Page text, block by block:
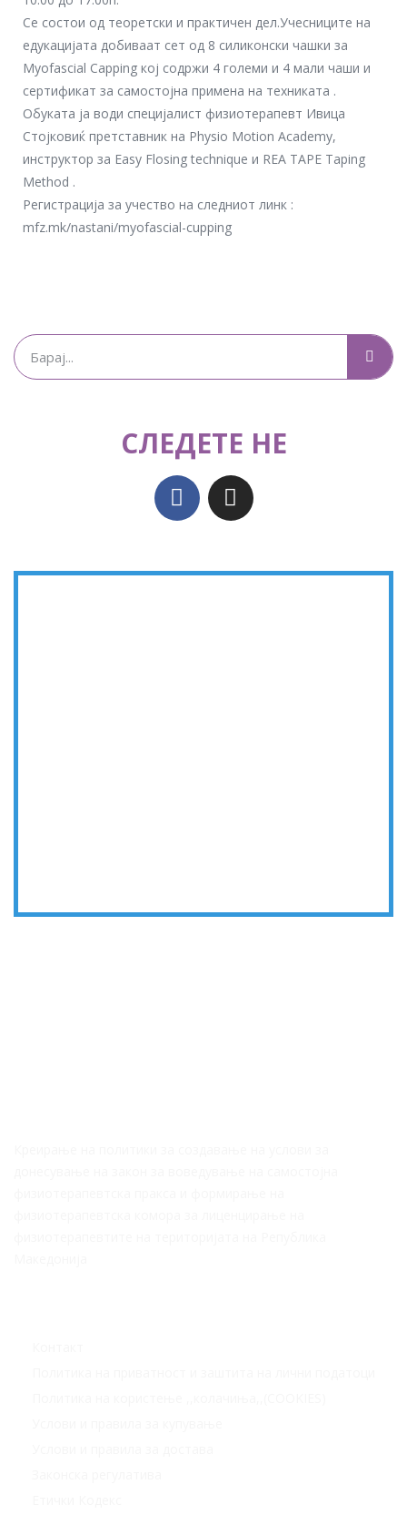
Се состои од теоретски и практичен дел.Учесниците на
едукацијата добиваат сет од 8 силиконски чашки за
Myofascial Capping кој содржи 4 големи и 4 мали чаши и
сертификат за самостојна примена на техниката .
Обуката ја води специјалист физиотерапевт Ивица
Стојковиќ претставник на Physio Motion Academy,
инструктор за Easy Flosing technique и REA TAPE Taping
Method .
Регистрација за учество на следниот линк :
mfz.mk/nastani/myofascial-cupping
СЛЕДЕТЕ НЕ